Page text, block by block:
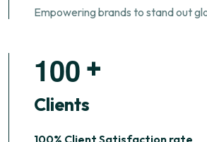
Empowering brands to stand out
100 +
Clients
100% Client Satisfaction rate